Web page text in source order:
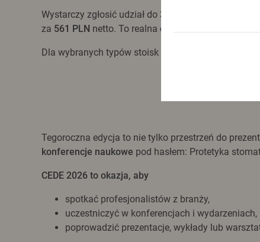
Wystarczy zgłosić udział do 31 marca
za 561 PLN netto. To realna oszczędność
Dla wybranych typów stoisk (narożne,
Tegoroczna edycja to nie tylko przestrzeń do
konferencje naukowe pod hasłem: Protetyka
CEDE 2026 to okazja, aby
spotkać profesjonalistów z branży,
uczestniczyć w konferencjach i wydarzeniach,
poprowadzić prezentacje, wykłady lub